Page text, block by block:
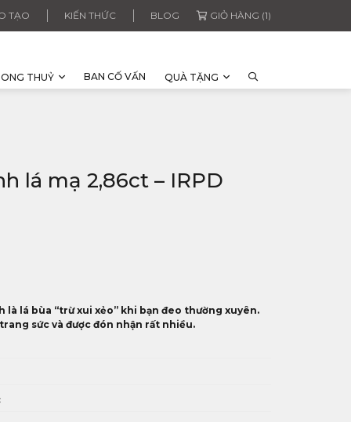
TẠO KIẾN THỨC BLOG GIỎ HÀNG (1)
THUỶ BAN CỐ VẤN QUÀ TẶNG
lá mạ 2,86ct – IRPD
lá bùa “trừ xui xẻo” khi bạn đeo thường xuyên.
sức và được đón nhận rất nhiều.